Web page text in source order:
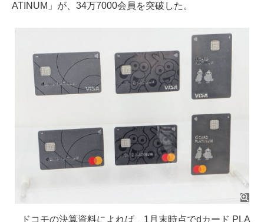
ATINUM」が、34万7000会員を突破した。
ドコモの決算資料によれば、1月末時点でdカード PLA